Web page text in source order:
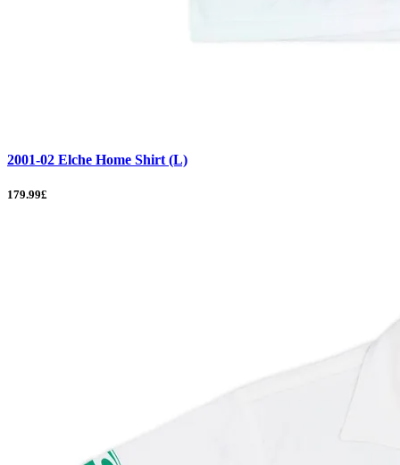
2001-02 Elche Home Shirt (L)
179.99£